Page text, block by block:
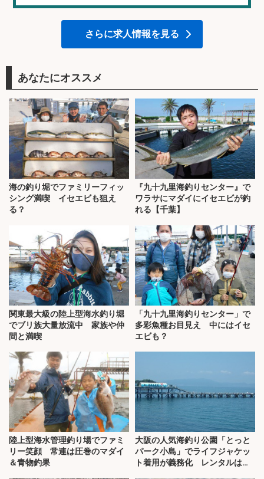
さらに求人情報を見る
あなたにオススメ
海の釣り堀でファミリーフィッ
シング満喫 イセエビも狙え
る？
『九十九里海釣りセンター』で
ワラサにマダイにイセエビが釣
れる【千葉】
関東最大級の陸上型海水釣り堀
でブリ族大量放流中 家族や仲
間と満喫
「九十九里海釣りセンター」で
多彩魚種お目見え 中にはイセ
エビも？
陸上型海水管理釣り場でファミ
リー笑顔 常連は圧巻のマダイ
＆青物釣果
大阪の人気海釣り公園「とっと
パーク小島」でライフジャケッ
ト着用が義務化 レンタルはオ